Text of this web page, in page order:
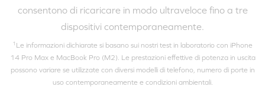
consentono di ricaricare in modo ultraveloce fino a tre
dispositivi contemporaneamente.
1 Le informazioni dichiarate si basano sui nostri test in laboratorio con iPhone
14 Pro Max e MacBook Pro (M2). Le prestazioni effettive di potenza in uscita
possono variare se utilizzate con diversi modelli di telefono, numero di porte in
uso contemporaneamente e condizioni ambientali.